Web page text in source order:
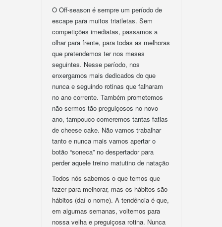
O Off-season é sempre um período de
escape para muitos triatletas. Sem
competições imediatas, passamos a
olhar para frente, para todas as melhoras
que pretendemos ter nos meses
seguintes. Nesse período, nos
enxergamos mais dedicados do que
nunca e seguindo rotinas que falharam
no ano corrente. Também prometemos
não sermos tão preguiçosos no novo
ano, tampouco comeremos tantas fatias
de cheese cake. Não vamos trabalhar
tanto e nunca mais vamos apertar o
botão “soneca” no despertador para
perder aquele treino matutino de natação
Todos nós sabemos o que temos que
fazer para melhorar, mas os hábitos são
hábitos (daí o nome). A tendência é que,
em algumas semanas, voltemos para
nossa velha e preguiçosa rotina. Nunca